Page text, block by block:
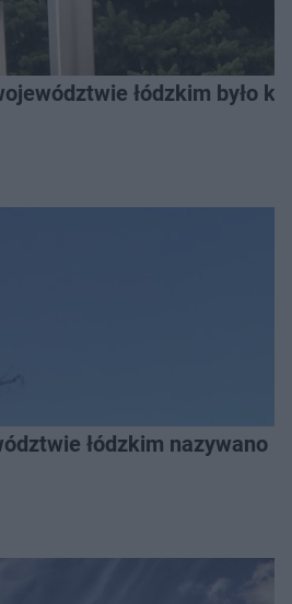
łódzkim było
łódzkim nazywano